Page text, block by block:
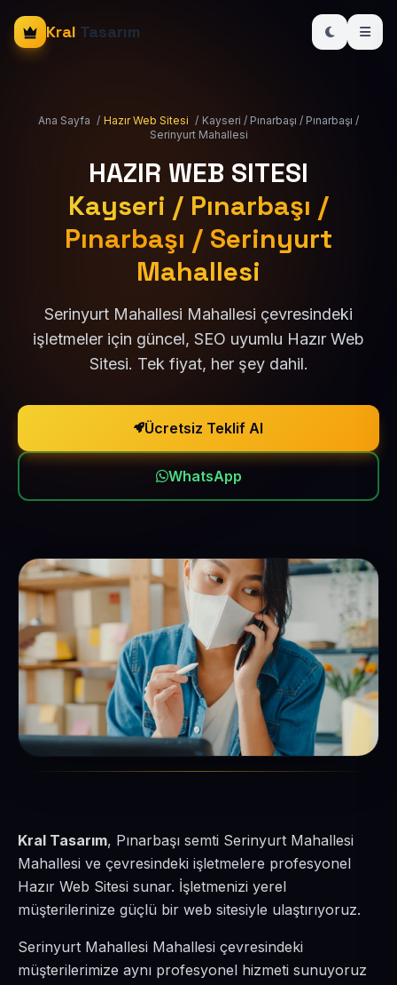
Kral Tasarım
Ana Sayfa / Hazır Web Sitesi / Kayseri / Pınarbaşı / Pınarbaşı /
Serinyurt Mahallesi
HAZIR WEB SITESI
Kayseri / Pınarbaşı /
Pınarbaşı / Serinyurt
Mahallesi
Serinyurt Mahallesi Mahallesi çevresindeki
işletmeler için güncel, SEO uyumlu Hazır Web
Sitesi. Tek fiyat, her şey dahil.
Ücretsiz Teklif Al
WhatsApp
Kral Tasarım, Pınarbaşı semti Serinyurt Mahallesi
Mahallesi ve çevresindeki işletmelere profesyonel
Hazır Web Sitesi sunar. İşletmenizi yerel
müşterilerinize güçlü bir web sitesiyle ulaştırıyoruz.
Serinyurt Mahallesi Mahallesi çevresindeki
müşterilerimize aynı profesyonel hizmeti sunuyoruz